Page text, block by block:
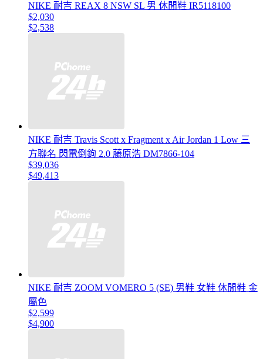
NIKE 耐吉 REAX 8 NSW SL 男 休閒鞋 IR5118100
$2,030
$2,538
NIKE 耐吉 Travis Scott x Fragment x Air Jordan 1 Low 三
方聯名 閃電倒鉤 2.0 藤原浩 DM7866-104
$39,036
$49,413
NIKE 耐吉 ZOOM VOMERO 5 (SE) 男鞋 女鞋 休閒鞋 金
屬色
$2,599
$4,900